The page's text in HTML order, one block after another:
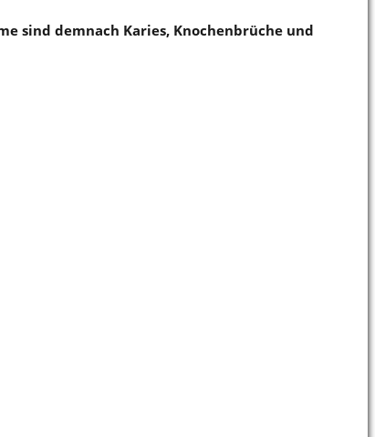
sind demnach Karies, Knochenbrüche und